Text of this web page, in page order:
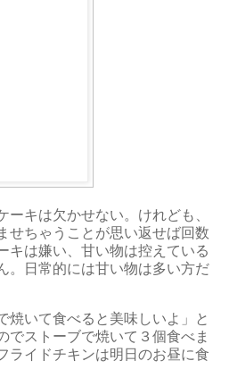
ーキは欠かせない。けれども、
せちゃうことが思い返せば回数
キは嫌い、甘い物は控えている
。日常的には甘い物は多い方だ
焼いて食べると美味しいよ」と
でストーブで焼いて３個食べま
ライドチキンは明日のお昼に食